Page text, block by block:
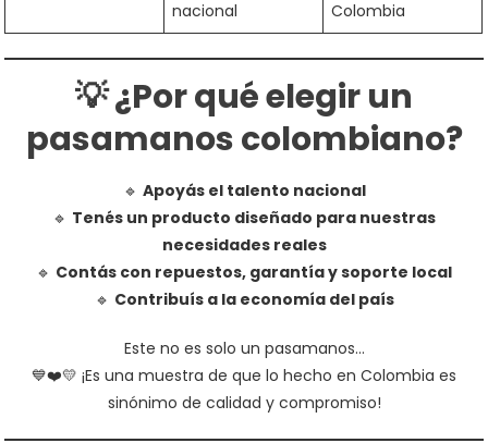
nacional
Colombia
💡 ¿Por qué elegir un
pasamanos colombiano?
🔹 Apoyás el talento nacional
🔹 Tenés un producto diseñado para nuestras
necesidades reales
🔹 Contás con repuestos, garantía y soporte local
🔹 Contribuís a la economía del país
Este no es solo un pasamanos…
💙❤️💛 ¡Es una muestra de que lo hecho en Colombia es
sinónimo de calidad y compromiso!